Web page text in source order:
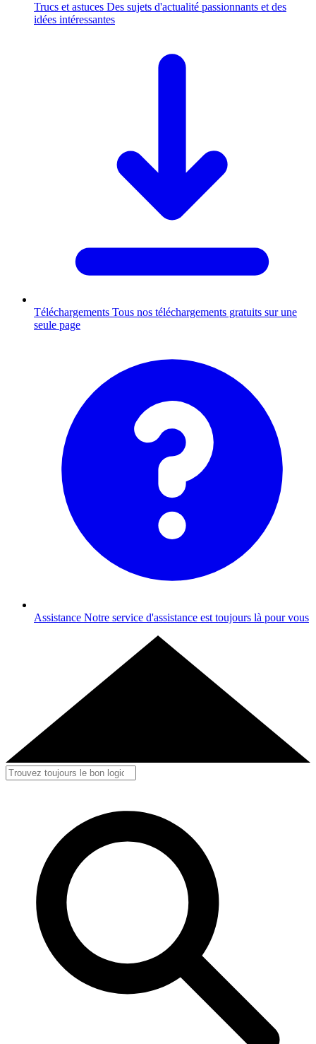
Trucs et astuces Des sujets d'actualité passionnants et des
idées intéressantes
Téléchargements Tous nos téléchargements gratuits sur une
seule page
Assistance Notre service d'assistance est toujours là pour vous